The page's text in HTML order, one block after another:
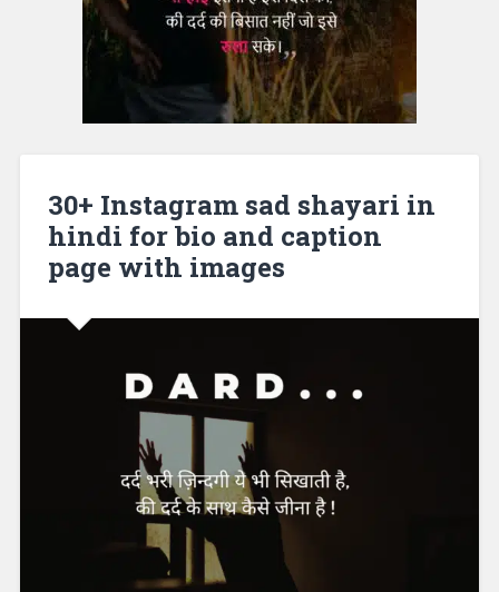
30+ Instagram sad shayari in
hindi for bio and caption
page with images